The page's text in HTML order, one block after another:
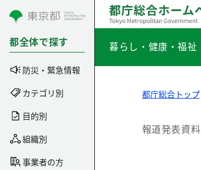
コンテンツにスキップ
都全体で探す
防災・緊急情報
カテゴリ別
目的別
組織別
事業者の方
暮らし・健康・福祉
都庁総合トップ
報道発表資料